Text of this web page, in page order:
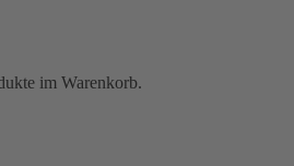
im Warenkorb.